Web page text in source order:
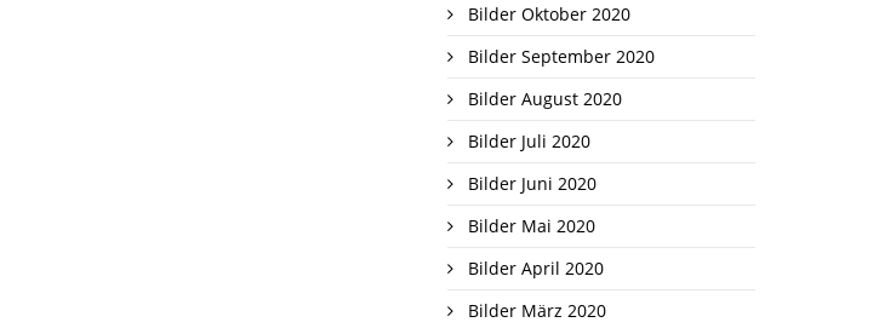
Bilder Oktober 2020
Bilder September 2020
Bilder August 2020
Bilder Juli 2020
Bilder Juni 2020
Bilder Mai 2020
Bilder April 2020
Bilder März 2020